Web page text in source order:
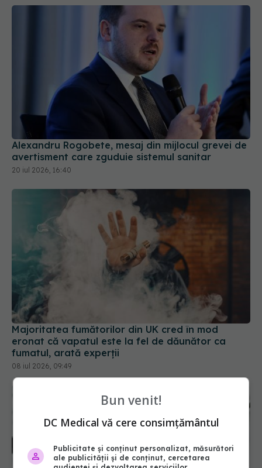
Alexandru Rogobete, mesaj din mijlocul grevei de
avertisment care zguduie sistemul sanitar
20 iul 2026, 16:40
Majoritatea fumătorilor din UK cred în mod
eronat că vapatul este la fel de dăunător ca
fumatul, arată experții
08 iul 2026, 09:49
Bun venit!
DC Medical vă cere consimțământul
Publicitate și conținut personalizat, măsurători
ale publicității și de conținut, cercetarea